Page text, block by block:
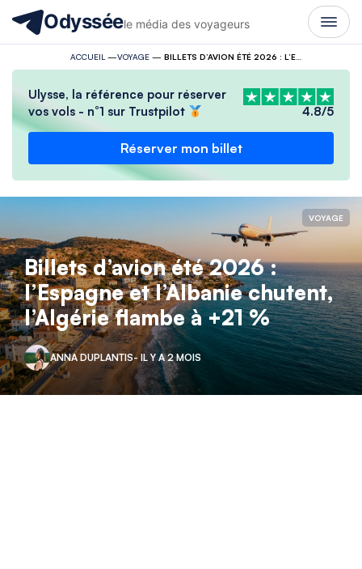
Odysséele média des voyageurs
ACCUEIL —VOYAGE— BILLETS D’AVION ÉTÉ 2026 : L’ESPAGNE ET L’ALBANIE CHUTENT, L’ALGÉRIE FLAMBE À +21 %
Ulysse, la référence pour réserver
vos vols - n°1 sur Trustpilot
4.8/5
Réserver mon billet
VOYAGE
Billets d’avion été 2026 :
l’Espagne et l’Albanie chutent,
l’Algérie flambe à +21 %
ANNA DUPLANTIS- IL Y A 2 MOIS